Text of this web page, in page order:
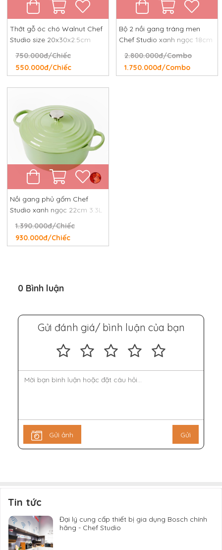
Thớt gỗ óc chó Walnut Chef
Studio size 20x30x2.5cm
750.000đ/Chiếc
550.000đ/Chiếc
Bộ 2 nồi gang tráng men
Chef Studio xanh ngọc 18cm
2.800.000đ/Combo
1.750.000đ/Combo
Nồi gang phủ gốm Chef
Studio xanh ngọc 22cm 3.3L
1.390.000đ/Chiếc
930.000đ/Chiếc
0 Bình luận
Gửi đánh giá/ bình luận của bạn
Gửi ảnh Gửi
Tin tức
Đại lý cung cấp thiết bị gia dụng Bosch chính
hãng - Chef Studio